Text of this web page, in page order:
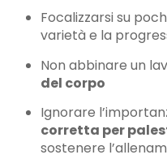
Focalizzarsi su
varietà e la
Non abbinare un
del corpo
Ignorare
corretta per
sostenere